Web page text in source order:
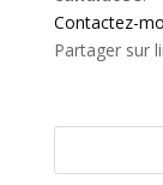
Contactez-
Partager sur